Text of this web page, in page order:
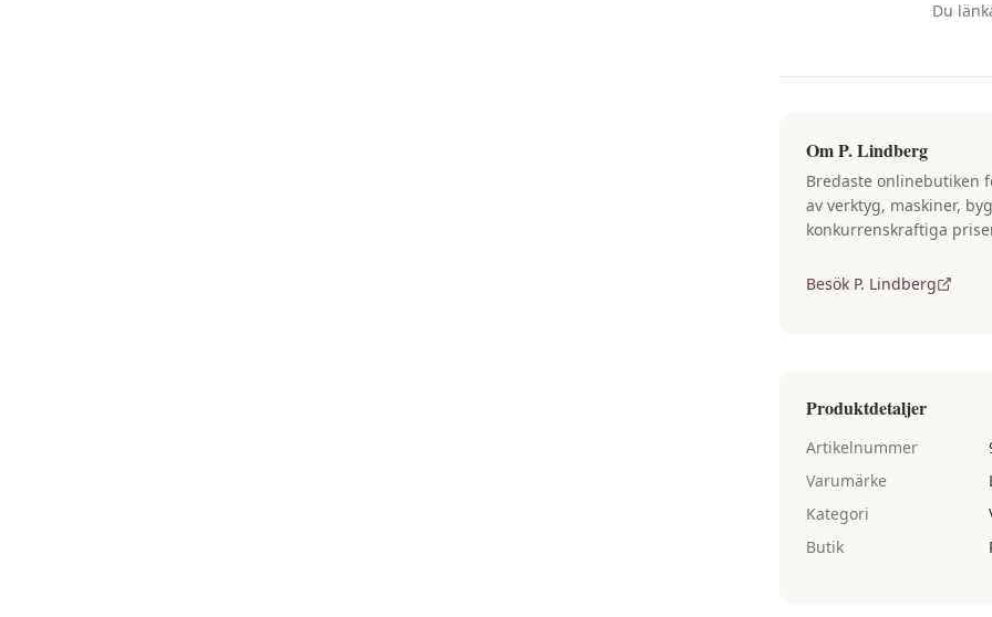
Du
OmP. Lindberg
Bredaste onlinebutiken
av verktyg, maskiner,
konkurrenskraftiga
Besök P. Lindberg
Produktdetaljer
Artikelnummer
Varumärke
Kategori
Butik